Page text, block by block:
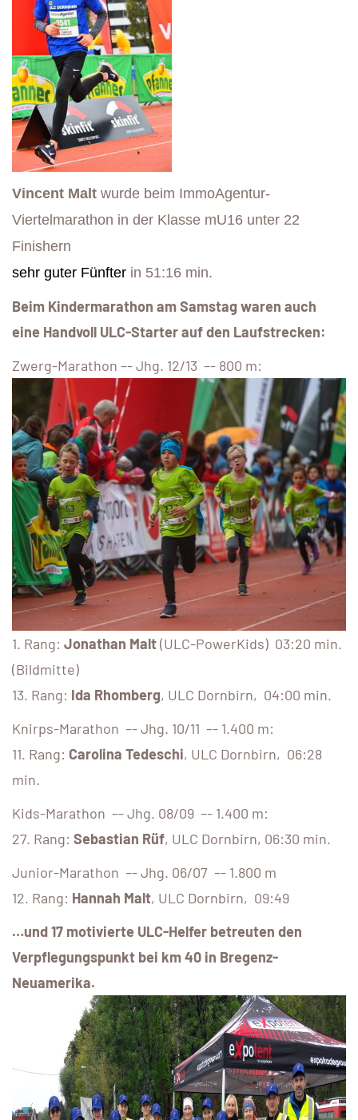
Vincent Malt wurde beim ImmoAgentur-
Viertelmarathon in der Klasse mU16 unter 22
Finishern
sehr guter Fünfter in 51:16 min.
Beim Kindermarathon am Samstag waren auch
eine Handvoll ULC-Starter auf den Laufstrecken:
Zwerg-Marathon –- Jhg. 12/13 –- 800 m:
1. Rang: Jonathan Malt(ULC-PowerKids) 03:20 min.
(Bildmitte)
13. Rang: Ida Rhomberg, ULC Dornbirn, 04:00 min.
Knirps-Marathon –- Jhg. 10/11 –- 1.400 m:
11. Rang: Carolina Tedeschi, ULC Dornbirn, 06:28
min.
Kids-Marathon –- Jhg. 08/09 –- 1.400 m:
27. Rang: Sebastian Rüf, ULC Dornbirn, 06:30 min.
Junior-Marathon –- Jhg. 06/07 –- 1.800 m
12. Rang: Hannah Malt, ULC Dornbirn, 09:49
…und 17 motivierte ULC-Helfer betreuten den
Verpflegungspunkt bei km 40 in Bregenz-
Neuamerika.